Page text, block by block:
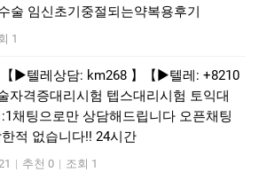
술 임신초기중절되는약복용후기
1
▶텔레상담: km268 】【▶텔레: +8210
자격증대리시험 텝스대리시험 토익대
채팅으로만 상담해드립니다 오픈채팅
적 없습니다!! 24시간
| 추천 0 | 조회 1